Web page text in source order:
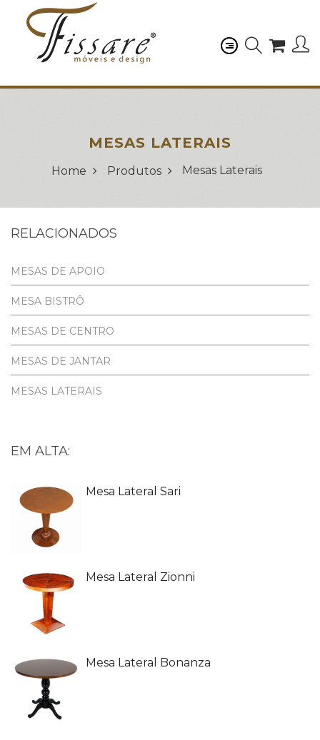
MESAS LATERAIS
Home Produtos Mesas Laterais
RELACIONADOS
MESAS DE APOIO
MESA BISTRÔ
MESAS DE CENTRO
MESAS DE JANTAR
MESAS LATERAIS
EM ALTA:
Mesa Lateral Sari
Mesa Lateral Zionni
Mesa Lateral Bonanza